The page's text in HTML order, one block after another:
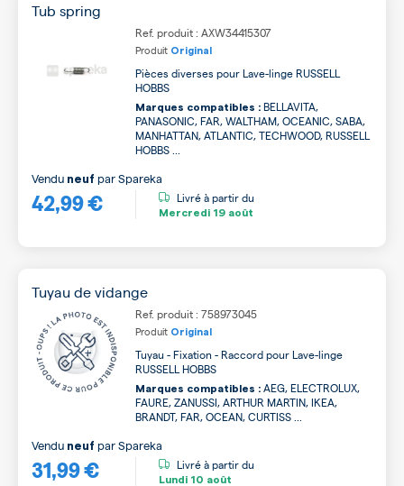
Tub spring
Ref. produit : AXW34415307
Produit Original
Pièces diverses pour Lave-linge RUSSELL
HOBBS
Marques compatibles : BELLAVITA,
PANASONIC, FAR, WALTHAM, OCEANIC, SABA,
MANHATTAN, ATLANTIC, TECHWOOD, RUSSELL
HOBBS ...
42,99 €
Vendu neuf parSpareka
Livré à partir du
Mercredi 19 août
Tuyau de vidange
Ref. produit : 758973045
Produit Original
Tuyau - Fixation - Raccord pour Lave-linge
RUSSELL HOBBS
Marques compatibles : AEG, ELECTROLUX,
FAURE, ZANUSSI, ARTHUR MARTIN, IKEA,
BRANDT, FAR, OCEAN, CURTISS ...
31,99 €
Vendu neuf parSpareka
Livré à partir du
Lundi 10 août